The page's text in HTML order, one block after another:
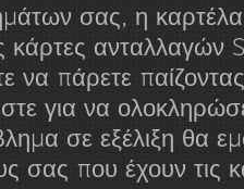
σας, η
κάρτες ανταλλαγών
να πάρετε παίζοντας
για να
σε εξέλιξη θα
σας που έχουν τις